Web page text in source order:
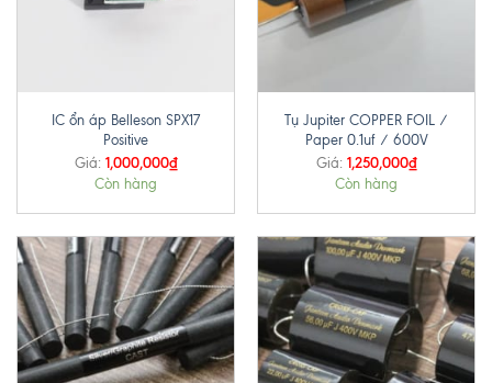
IC ổn áp Belleson SPX17
Positive
Giá: 1,000,000₫
Còn hàng
Tụ Jupiter COPPER FOIL /
Paper 0.1uf / 600V
Giá: 1,250,000₫
Còn hàng